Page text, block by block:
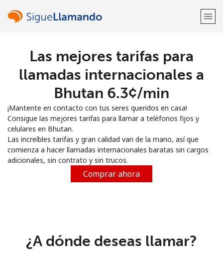
¡Bienvenido!
Regístrate con
o
Las mejores tarifas para
llamadas internacionales a
Bhutan ⁦6.3¢⁩/min
¡Mantente en contacto con tus seres queridos en casa!
Consigue las mejores tarifas para llamar a teléfonos fijos y
celulares en Bhutan.
Las increíbles tarifas y gran calidad van de la mano, así que
comienza a hacer llamadas internacionales baratas sin cargos
adicionales, sin contrato y sin trucos.
Comprar ahora
¿A dónde deseas llamar?